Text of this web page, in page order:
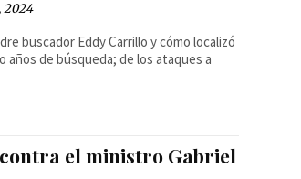
2024
buscador Eddy Carrillo y cómo localizó
años de búsqueda; de los ataques a
el ministro Gabriel